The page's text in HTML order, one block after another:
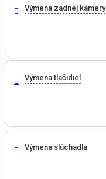
Výmena zadnej kamery
Výmena tlačidiel
Výmena slúchadla